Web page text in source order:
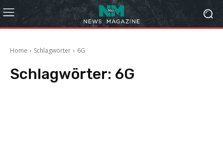
Home Schlagwörter 6G
Schlagwörter: 6G